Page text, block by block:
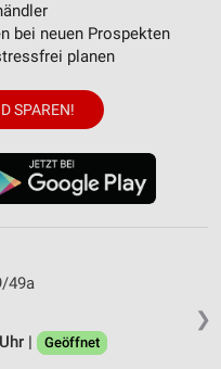
bei neuen Prospekten
planen
SPAREN!
❯
49a
|
Geöffnet